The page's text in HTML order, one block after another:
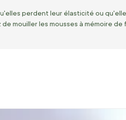
perdent leur élasticité ou
mouiller les mousses à mémoire de